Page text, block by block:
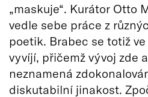
„maskuje“. Kurátor Otto
vedle sebe práce z
poetik. Brabec se totiž
vyvíjí, přičemž vývoj zde
neznamená
diskutabilní jinakost.